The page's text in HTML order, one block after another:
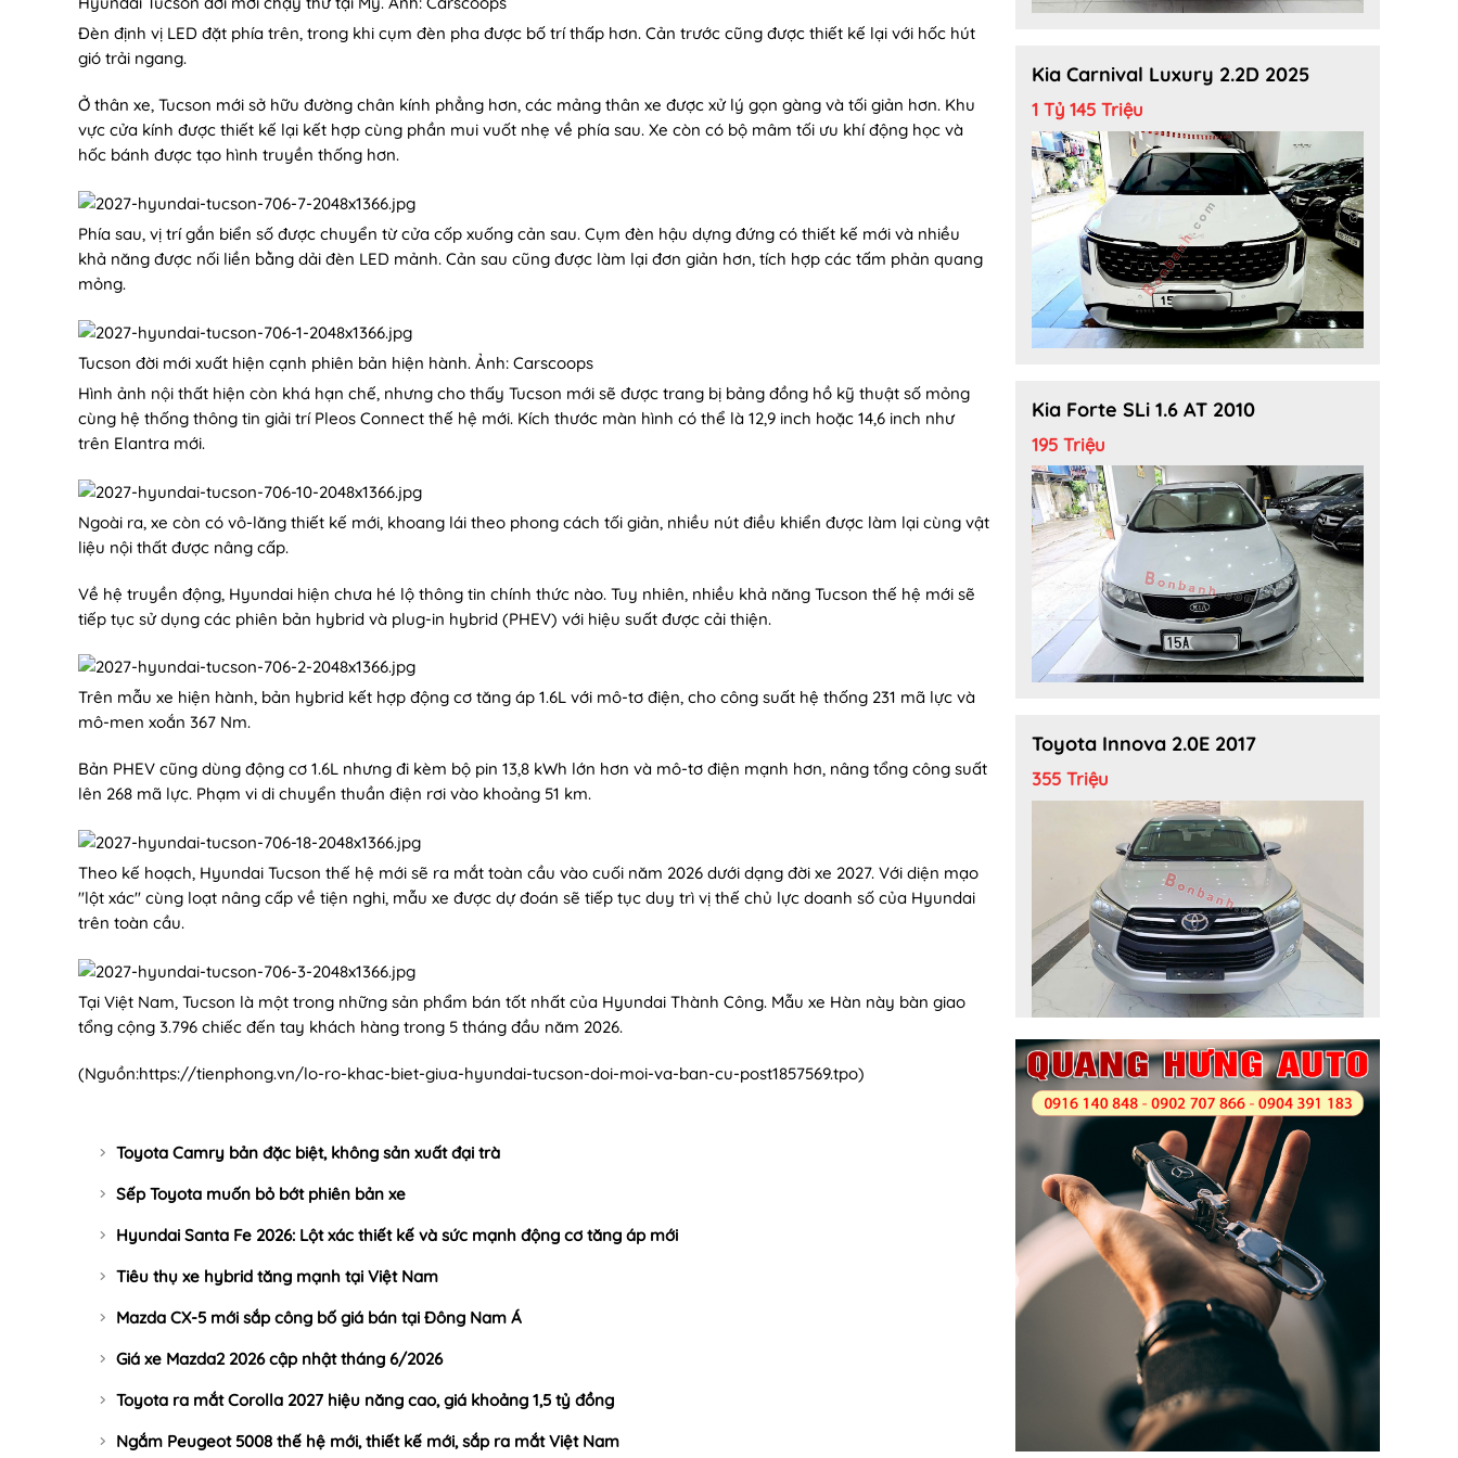
Đèn định vị LED đặt phía trên, trong khi cụm đèn pha được bố trí thấp hơn. Cản trước cũng được thiết kế lại với hốc hút
gió trải ngang.
Ở thân xe, Tucson mới sở hữu đường chân kính phẳng hơn, các mảng thân xe được xử lý gọn gàng và tối giản hơn. Khu
vực cửa kính được thiết kế lại kết hợp cùng phần mui vuốt nhẹ về phía sau. Xe còn có bộ mâm tối ưu khí động học và
hốc bánh được tạo hình truyền thống hơn.
Phía sau, vị trí gắn biển số được chuyển từ cửa cốp xuống cản sau. Cụm đèn hậu dựng đứng có thiết kế mới và nhiều
khả năng được nối liền bằng dải đèn LED mảnh. Cản sau cũng được làm lại đơn giản hơn, tích hợp các tấm phản quang
mỏng.
Tucson đời mới xuất hiện cạnh phiên bản hiện hành. Ảnh: Carscoops
Hình ảnh nội thất hiện còn khá hạn chế, nhưng cho thấy Tucson mới sẽ được trang bị bảng đồng hồ kỹ thuật số mỏng
cùng hệ thống thông tin giải trí Pleos Connect thế hệ mới. Kích thước màn hình có thể là 12,9 inch hoặc 14,6 inch như
trên Elantra mới.
Ngoài ra, xe còn có vô-lăng thiết kế mới, khoang lái theo phong cách tối giản, nhiều nút điều khiển được làm lại cùng vật
liệu nội thất được nâng cấp.
Về hệ truyền động, Hyundai hiện chưa hé lộ thông tin chính thức nào. Tuy nhiên, nhiều khả năng Tucson thế hệ mới sẽ
tiếp tục sử dụng các phiên bản hybrid và plug-in hybrid (PHEV) với hiệu suất được cải thiện.
Trên mẫu xe hiện hành, bản hybrid kết hợp động cơ tăng áp 1.6L với mô-tơ điện, cho công suất hệ thống 231 mã lực và
mô-men xoắn 367 Nm.
Bản PHEV cũng dùng động cơ 1.6L nhưng đi kèm bộ pin 13,8 kWh lớn hơn và mô-tơ điện mạnh hơn, nâng tổng công suất
lên 268 mã lực. Phạm vi di chuyển thuần điện rơi vào khoảng 51 km.
Theo kế hoạch, Hyundai Tucson thế hệ mới sẽ ra mắt toàn cầu vào cuối năm 2026 dưới dạng đời xe 2027. Với diện mạo
"lột xác" cùng loạt nâng cấp về tiện nghi, mẫu xe được dự đoán sẽ tiếp tục duy trì vị thế chủ lực doanh số của Hyundai
trên toàn cầu.
Tại Việt Nam, Tucson là một trong những sản phẩm bán tốt nhất của Hyundai Thành Công. Mẫu xe Hàn này bàn giao
tổng cộng 3.796 chiếc đến tay khách hàng trong 5 tháng đầu năm 2026.
(Nguồn:https://tienphong.vn/lo-ro-khac-biet-giua-hyundai-tucson-doi-moi-va-ban-cu-post1857569.tpo)
Toyota Camry bản đặc biệt, không sản xuất đại trà
Sếp Toyota muốn bỏ bớt phiên bản xe
Hyundai Santa Fe 2026: Lột xác thiết kế và sức mạnh động cơ tăng áp mới
Tiêu thụ xe hybrid tăng mạnh tại Việt Nam
Mazda CX-5 mới sắp công bố giá bán tại Đông Nam Á
Giá xe Mazda2 2026 cập nhật tháng 6/2026
Toyota ra mắt Corolla 2027 hiệu năng cao, giá khoảng 1,5 tỷ đồng
Ngắm Peugeot 5008 thế hệ mới, thiết kế mới, sắp ra mắt Việt Nam
Kia Carnival Luxury 2.2D 2025
1 Tỷ 145 Triệu
Kia Forte SLi 1.6 AT 2010
195 Triệu
Toyota Innova 2.0E 2017
355 Triệu